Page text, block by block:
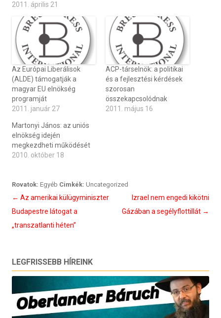
2011. április 21
Az Európai Liberálisok
(ALDE) támogatják a
magyar EU elnökség
programját
2011. január 27
ACP-társelnök: a politikai
és a fejlesztési kérdések
szorosan
összekapcsolódnak
2011. május 16
Martonyi János: az uniós
elnökség idején
megkezdheti működését
2010. október 18
Rovatok: Egyéb Cimkék: Uncategorized
Bejegyzés
navigáció
← Az amerikai külügyminiszter
Budapestre látogat a
„transzatlanti héten”
Izrael nem engedi kikötni
Gázában a segélyflottillát →
LEGFRISSEBB HÍREINK